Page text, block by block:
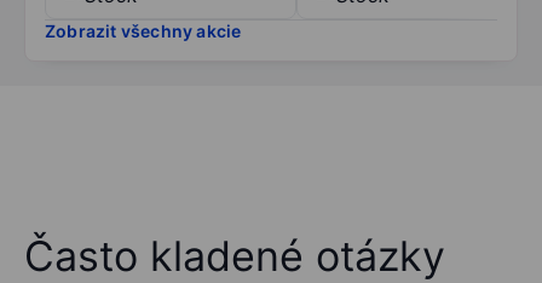
Zobrazit všechny akcie
Často kladené otázky